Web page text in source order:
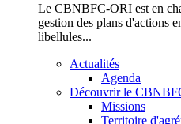
Le CBNBFC-ORI est en
gestion des plans d'actions
libellules...
Actualités
Agenda
Découvrir le
Missions
Territoire